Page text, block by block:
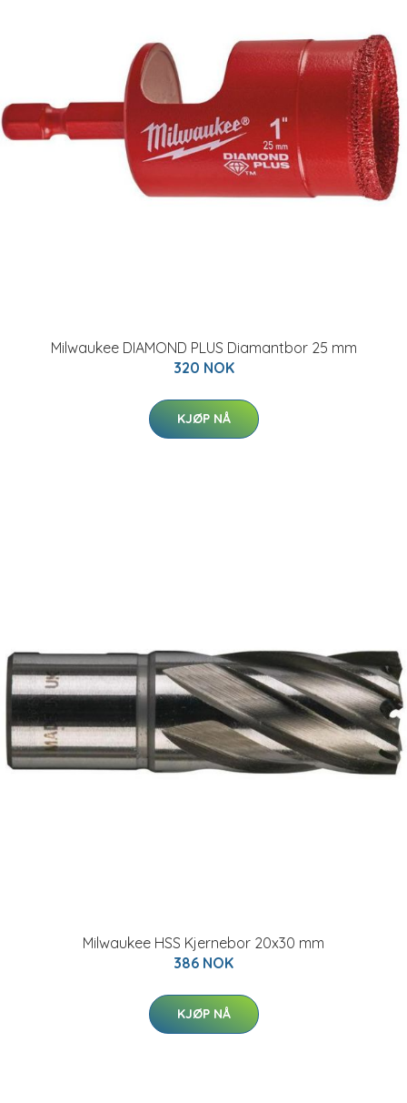
Milwaukee DIAMOND PLUS Diamantbor 25 mm
320 NOK
KJØP NÅ
Milwaukee HSS Kjernebor 20x30 mm
386 NOK
KJØP NÅ